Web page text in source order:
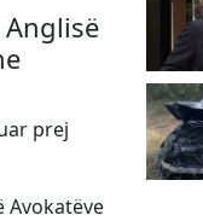
prej
Avokatëve